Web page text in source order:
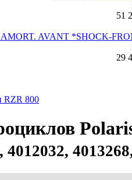
51
AVANT *SHOCK-
29
RZR 800